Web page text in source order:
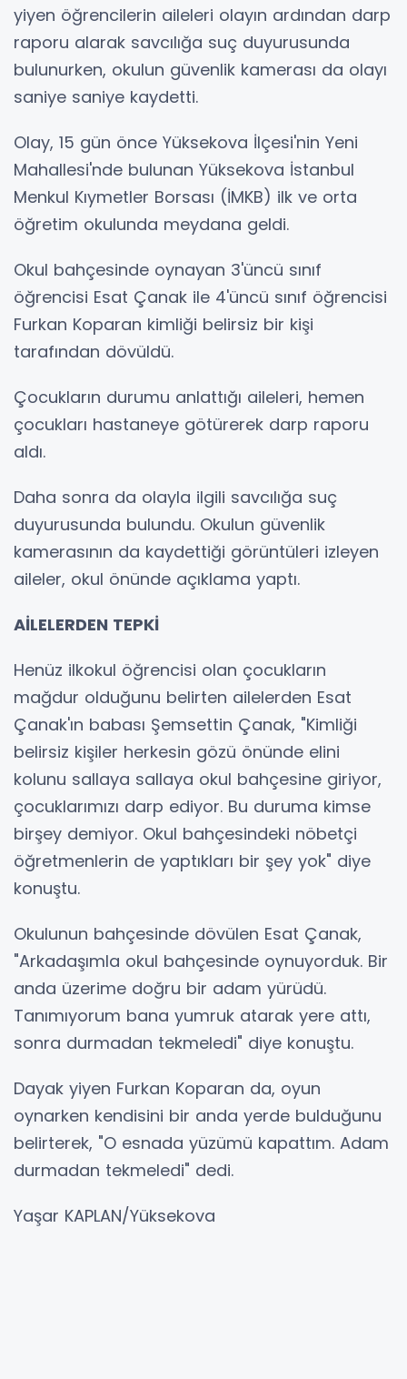
yiyen öğrencilerin aileleri olayın ardından darp
raporu alarak savcılığa suç duyurusunda
bulunurken, okulun güvenlik kamerası da olayı
saniye saniye kaydetti.
Olay, 15 gün önce Yüksekova İlçesi'nin Yeni
Mahallesi'nde bulunan Yüksekova İstanbul
Menkul Kıymetler Borsası (İMKB) ilk ve orta
öğretim okulunda meydana geldi.
Okul bahçesinde oynayan 3'üncü sınıf
öğrencisi Esat Çanak ile 4'üncü sınıf öğrencisi
Furkan Koparan kimliği belirsiz bir kişi
tarafından dövüldü.
Çocukların durumu anlattığı aileleri, hemen
çocukları hastaneye götürerek darp raporu
aldı.
Daha sonra da olayla ilgili savcılığa suç
duyurusunda bulundu. Okulun güvenlik
kamerasının da kaydettiği görüntüleri izleyen
aileler, okul önünde açıklama yaptı.
AİLELERDEN TEPKİ
Henüz ilkokul öğrencisi olan çocukların
mağdur olduğunu belirten ailelerden Esat
Çanak'ın babası Şemsettin Çanak, "Kimliği
belirsiz kişiler herkesin gözü önünde elini
kolunu sallaya sallaya okul bahçesine giriyor,
çocuklarımızı darp ediyor. Bu duruma kimse
birşey demiyor. Okul bahçesindeki nöbetçi
öğretmenlerin de yaptıkları bir şey yok" diye
konuştu.
Okulunun bahçesinde dövülen Esat Çanak,
"Arkadaşımla okul bahçesinde oynuyorduk. Bir
anda üzerime doğru bir adam yürüdü.
Tanımıyorum bana yumruk atarak yere attı,
sonra durmadan tekmeledi" diye konuştu.
Dayak yiyen Furkan Koparan da, oyun
oynarken kendisini bir anda yerde bulduğunu
belirterek, "O esnada yüzümü kapattım. Adam
durmadan tekmeledi" dedi.
Yaşar KAPLAN/Yüksekova